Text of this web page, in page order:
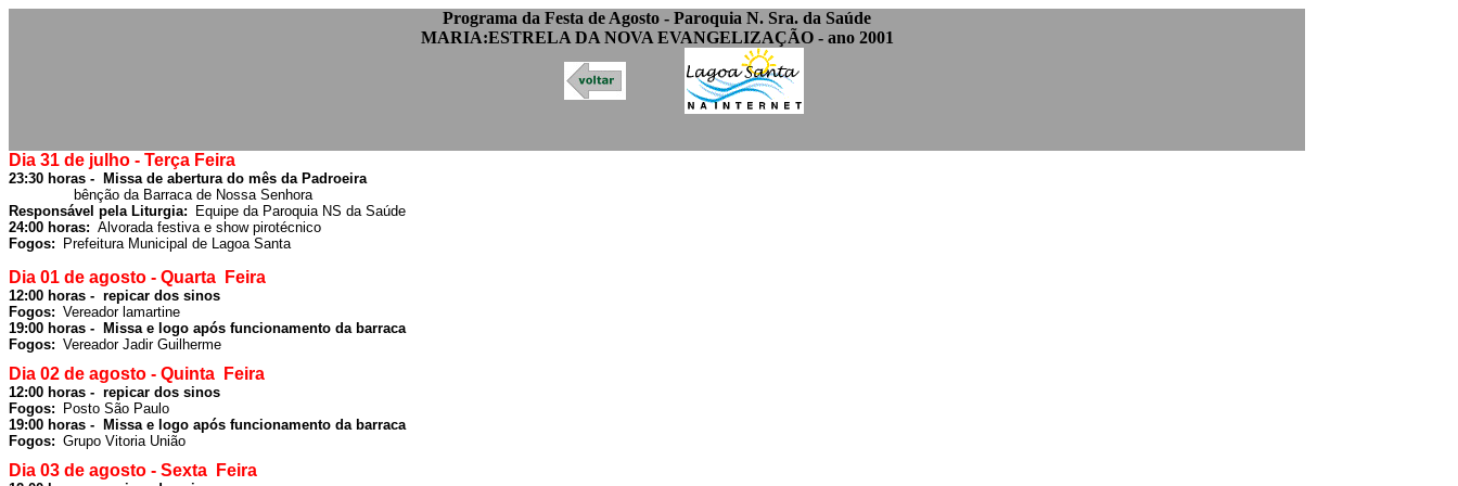
Programa da Festa de Agosto - Paroquia N. Sra. da Saúde
MARIA:ESTRELA DA NOVA EVANGELIZAÇÃO - ano 2001
Dia 31 de julho - Terça Feira
23:30 horas -  Missa de abertura do mês da Padroeira
	       bênção da Barraca de Nossa Senhora
Responsável pela Liturgia:
Equipe da Paroquia NS da Saúde
24:00 horas: Alvorada festiva e show pirotécnico
Fogos:
Prefeitura Municipal de Lagoa Santa
Dia 01 de agosto - Quarta  Feira
Fogos: Vereador lamartine
19:00 horas -  Missa e logo após funcionamento da barraca
Fogos: Vereador Jadir Guilherme
Dia 02 de agosto - Quinta  Feira
Fogos:
Posto São Paulo
19:00 horas -  Missa e logo após funcionamento da barraca
Fogos: Grupo Vitoria União
Dia 03 de agosto - Sexta  Feira